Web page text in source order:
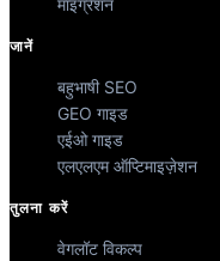
माइग्रेशन
जानें
बहुभाषी SEO
GEO गाइड
एईओ गाइड
एलएलएम ऑप्टिमाइज़ेशन
तुलना करें
वेगलॉट विकल्प